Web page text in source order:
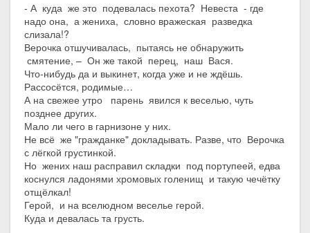
- А куда же это подевалась пехота? Невеста - где
надо она, а жениха, словно вражеская разведка
слизала!?
Верочка отшучивалась, пытаясь не обнаружить
смятение, – Он же такой перец, наш Вася.
Что-нибудь да и выкинет, когда уже и не ждёшь.
Рассосётся, родимые…
А на свежее утро парень явился к веселью, чуть
позднее других.
Мало ли чего в гарнизоне у них.
Не всё же "гражданке" докладывать. Разве, что Верочка
с лёгкой грустинкой.
Но жених наш расправил складки под портупеей, едва
коснулся ладонями хромовых голенищ и такую чечётку
отщёлкал!
Герой, и на вселюдном веселье герой.
Куда и девалась та грусть.